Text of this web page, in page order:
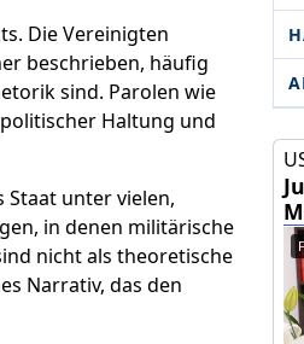
Die Vereinigten
beschrieben, häufig
sind. Parolen wie
Haltung und
unter vielen,
in denen militärische
nicht als theoretische
Narrativ, das den